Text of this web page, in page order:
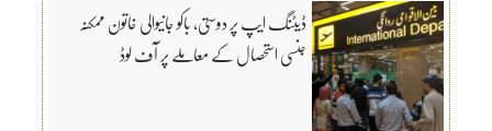
ڈیٹنگ ایپ پر دوستی، باکو جانیوالی خاتون ممکنہ
جنسی استحصال کے معاملے پر آف لوڈ